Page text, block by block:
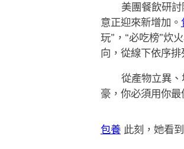
美團餐飲研
意正迎來新增加。
玩”，“必吃榜”炊
向，從線下依序排
從產物立異
豪，你必須用你
包養此刻，她看